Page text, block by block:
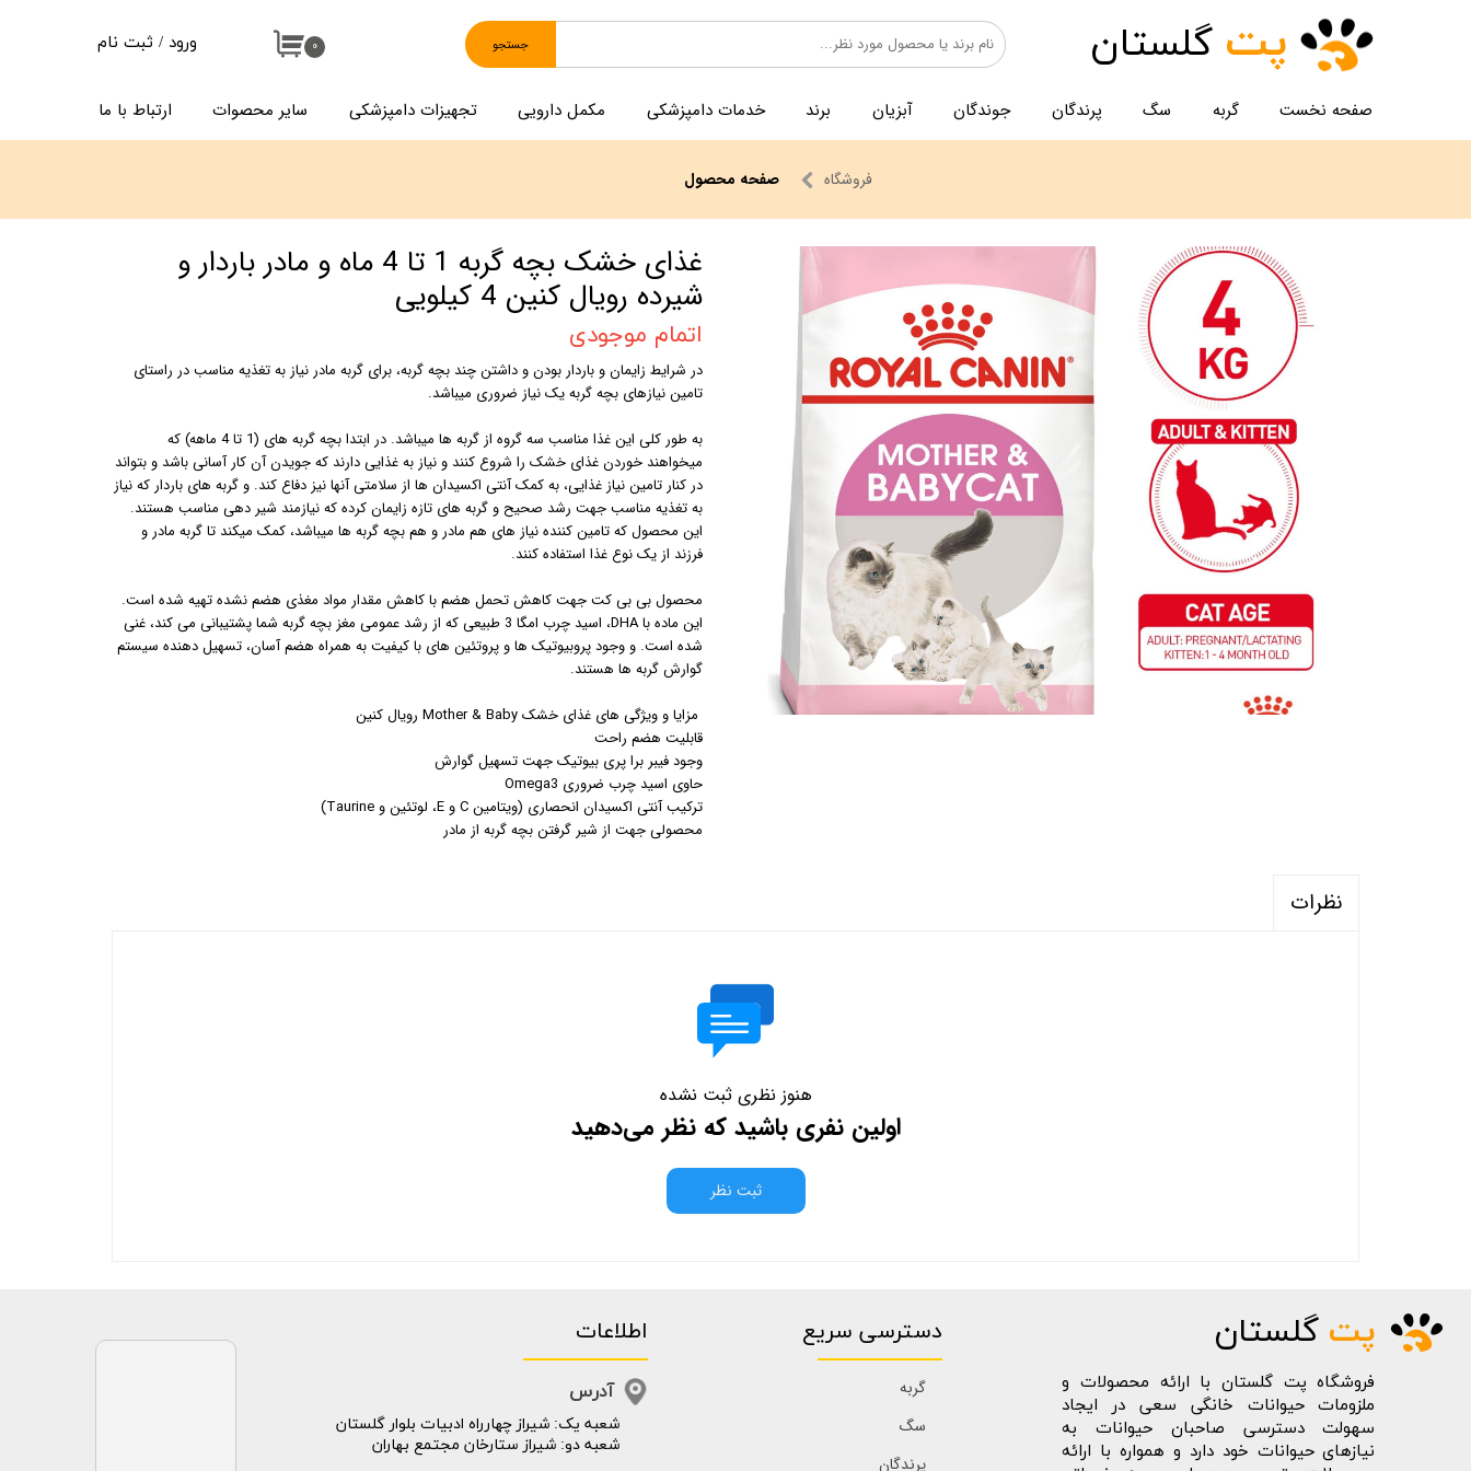
صفحه نخست گربه سگ پرندگان جوندگان آبزیان برند خدمات دامپزشکی مکمل دارویی تجهیزات دامپزشکی سایر محصوات ارتباط با ما
۰ جستجو پت گلستان ورود / ثبت نام
تغییر گذر واژه
فروشگاه صفحه محصول
غذای خشک بچه گربه 1 تا 4 ماه و مادر باردار و
شیرده رویال کنین 4 کیلویی
اتمام موجودی
در شرایط زایمان و باردار بودن و داشتن چند بچه گربه، برای گربه مادر نیاز به تغذیه مناسب در راستای
تامین نیازهای بچه گربه یک نیاز ضروری میباشد.
به طور کلی این غذا مناسب سه گروه از گربه ها میباشد. در ابتدا بچه گربه های (1 تا 4 ماهه) که
میخواهند خوردن غذای خشک را شروع کنند و نیاز به غذایی دارند که جویدن آن کار آسانی باشد و بتواند
در کنار تامین نیاز غذایی، به کمک آنتی اکسیدان ها از سلامتی آنها نیز دفاع کند. و گربه های باردار که نیاز
به تغذیه مناسب جهت رشد صحیح و گربه های تازه زایمان کرده که نیازمند شیر دهی مناسب هستند.
این محصول که تامین کننده نیاز های هم مادر و هم بچه گربه ها میباشد، کمک میکند تا گربه مادر و
فرزند از یک نوع غذا استفاده کنند.
محصول بی بی کت جهت کاهش تحمل هضم با کاهش مقدار مواد مغذی هضم نشده تهیه شده است.
این ماده با DHA، اسید چرب امگا 3 طبیعی که از رشد عمومی مغز بچه گربه شما پشتیبانی می کند، غنی
شده است. و وجود پروبیوتیک ها و پروتئین های با کیفیت به همراه هضم آسان، تسهیل دهنده سیستم
گوارش گربه ها هستند.
مزایا و ویژگی های غذای خشک Mother & Baby رویال کنین
قابلیت هضم راحت
وجود فیبر برا پری بیوتیک جهت تسهیل گوارش
حاوی اسید چرب ضروری Omega3
ترکیب آنتی اکسیدان انحصاری (ویتامین C و E، لوتئین و Taurine)
محصولی جهت از شیر گرفتن بچه گربه از مادر
نظرات
هنوز نظری ثبت نشده
اولین نفری باشید که نظر می‌دهید
ثبت نظر
پت گلستان
فروشگاه پت گلستان با ارائه محصولات و
ملزومات حیوانات خانگی سعی در ایجاد
سهولت دسترسی صاحبان حیوانات به
نیازهای حیوانات خود دارد و همواره با ارائه
دسترسی سریع
گربه
سگ
پرندگان
​​شعبه یک: شیراز چهارراه ادبیات بلوار گلستان
شعبه دو: شیراز ستارخان مجتمع بهاران
اطلاعات
آدرس